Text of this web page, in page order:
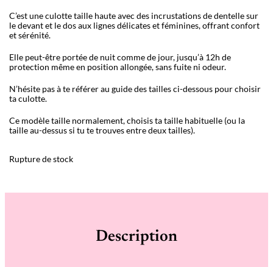
C’est une culotte taille haute avec des incrustations de dentelle sur
le devant et le dos aux lignes délicates et féminines, offrant confort
et sérénité.
Elle peut-être portée de nuit comme de jour, jusqu’à 12h de
protection même en position allongée, sans fuite ni odeur.
N’hésite pas à te référer au guide des tailles ci-dessous pour choisir
ta culotte.
Ce modèle taille normalement, choisis ta taille habituelle (ou la
taille au-dessus si tu te trouves entre deux tailles).
Rupture de stock
Description